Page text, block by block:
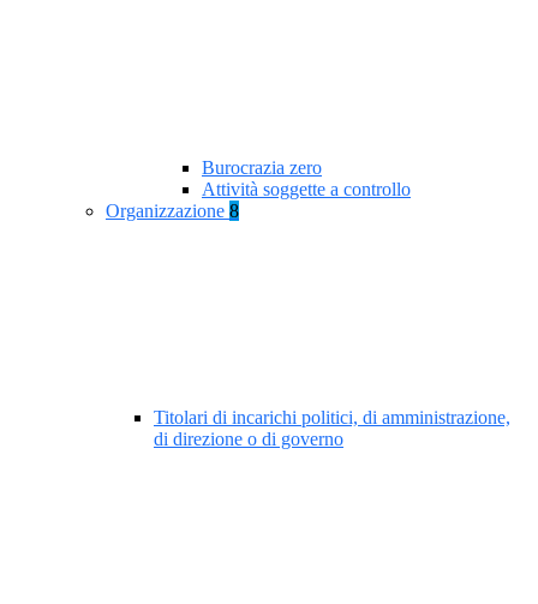
Burocrazia zero
Attività soggette a controllo
Organizzazione 8
Titolari di incarichi politici, di amministrazione,
di direzione o di governo